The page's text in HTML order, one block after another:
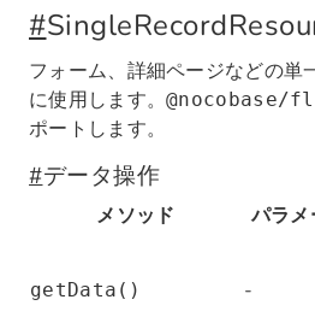
#
フォーム、詳細ページなどの単
に使用します。@nocobase/
ポートします。
#データ操作
メソッド パラメ
getData() -